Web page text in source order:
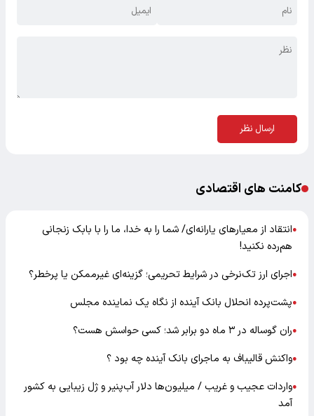
ارسال نظر
کامنت های اقتصادی
●انتقاد از معیارهای یارانه‌ای/ شما را به خدا، ما را با بابک زنجانی
هم‌رده نکنید!
●اجرای ارز تک‌نرخی در شرایط تحریمی؛ گزینه‌ای غیرممکن یا پرخطر؟
●پشت‌پرده انحلال بانک آینده از نگاه یک نماینده مجلس
●ران گوساله در ۳ ماه دو برابر شد؛ کسی حواسش هست؟
●واکنش قالیباف به ماجرای بانک آینده چه بود ؟
●واردات عجیب و غریب / میلیون‌ها دلار آب‌پنیر و ژل زیبایی به کشور
آمد